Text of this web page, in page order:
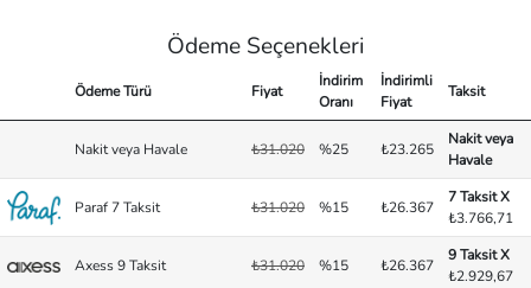
Ödeme Seçenekleri
Ödeme Türü Fiyat
İndirim
Oranı
İndirimli
Fiyat
Taksit
Nakit veya Havale ₺31.020 %25 ₺23.265
Nakit veya
Havale
Paraf 7 Taksit ₺31.020 %15 ₺26.367
7 Taksit X
₺3.766,71
Axess 9 Taksit ₺31.020 %15 ₺26.367
9 Taksit X
₺2.929,67